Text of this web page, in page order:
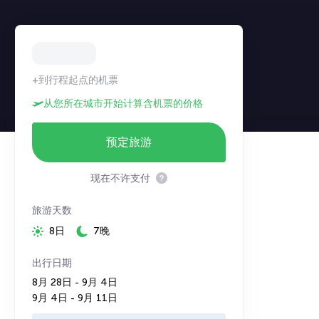
+到行程起点的机票
从您所在城市开始计算含机票的价格
预定旅游
现在不许支付
旅游天数
8日
7晚
出行日期
8月 28日 - 9月 4日
9月 4日 - 9月 11日